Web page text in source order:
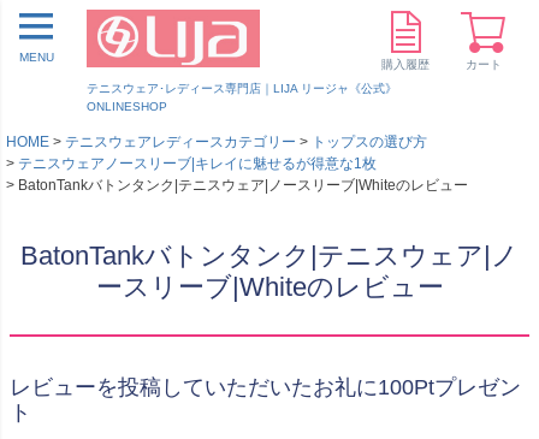
テニスウェア･レディース専門店｜LIJA リージャ《公式》
ONLINESHOP
MENU
購入履歴 カート
HOME テニスウェアレディースカテゴリー
トップスの選び方
テニスウェアノースリーブ|キレイに魅せるが得意な1枚
BatonTankバトンタンク|テニスウェア|ノースリーブ|Whiteのレビュー
BatonTankバトンタンク|テニスウェア|ノ
ースリーブ|Whiteのレビュー
レビューを投稿していただいたお礼に100Ptプレゼン
ト